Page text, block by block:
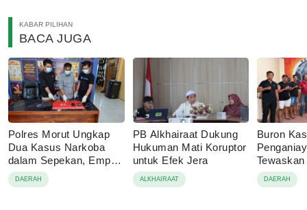
KABAR PILIHAN
BACA JUGA
Polres Morut Ungkap
Dua Kasus Narkoba
dalam Sepekan, Empat
Pelaku Ditangkap
DAERAH
PB Alkhairaat Dukung
Hukuman Mati Koruptor
untuk Efek Jera
ALKHAIRAAT
Buron
Bahodopi
Buton
DAERAH